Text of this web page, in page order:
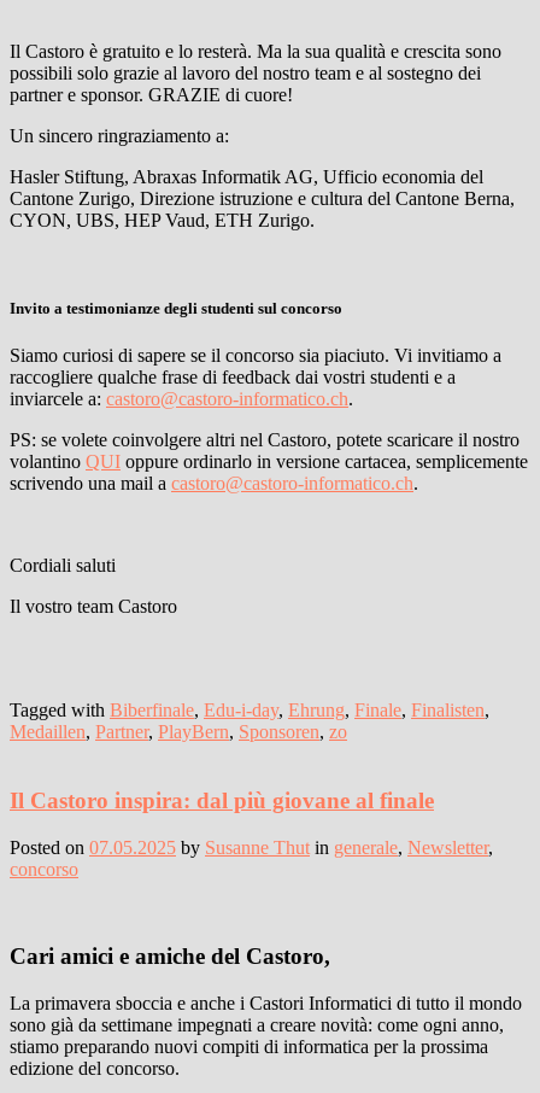
Il Castoro è gratuito e lo resterà. Ma la sua qualità e crescita sono
possibili solo grazie al lavoro del nostro team e al sostegno dei
partner e sponsor. GRAZIE di cuore!
Un sincero ringraziamento a:
Hasler Stiftung, Abraxas Informatik AG, Ufficio economia del
Cantone Zurigo, Direzione istruzione e cultura del Cantone Berna,
CYON, UBS, HEP Vaud, ETH Zurigo.
Invito a testimonianze degli studenti sul concorso
Siamo curiosi di sapere se il concorso sia piaciuto. Vi invitiamo a
raccogliere qualche frase di feedback dai vostri studenti e a
inviarcele a: castoro@castoro-informatico.ch.
PS: se volete coinvolgere altri nel Castoro, potete scaricare il nostro
volantino QUI oppure ordinarlo in versione cartacea, semplicemente
scrivendo una mail a castoro@castoro-informatico.ch.
Cordiali saluti
Il vostro team Castoro
Tagged with Biberfinale, Edu-i-day, Ehrung, Finale, Finalisten,
Medaillen, Partner, PlayBern, Sponsoren, zo
Il Castoro inspira: dal più giovane al finale
Posted on 07.05.2025 by Susanne Thut in generale, Newsletter,
concorso
Cari amici e amiche del Castoro,
La primavera sboccia e anche i Castori Informatici di tutto il mondo
sono già da settimane impegnati a creare novità: come ogni anno,
stiamo preparando nuovi compiti di informatica per la prossima
edizione del concorso.